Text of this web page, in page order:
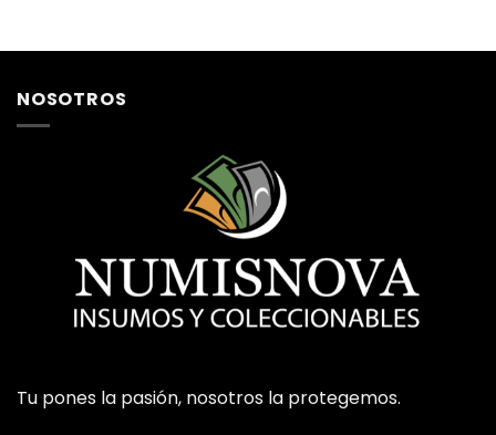
NOSOTROS
Tu pones la pasión, nosotros la protegemos.